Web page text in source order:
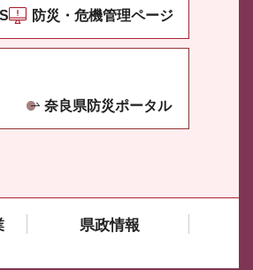
防災・危機管理ページ
奈良県防災ポータル
県政情報